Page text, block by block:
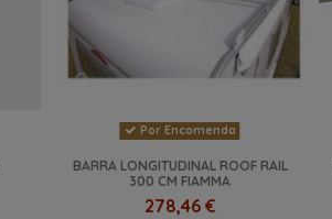
Por Encomenda
BARRA LONGITUDINAL ROOF RAIL
300 CM FIAMMA
278,46 €